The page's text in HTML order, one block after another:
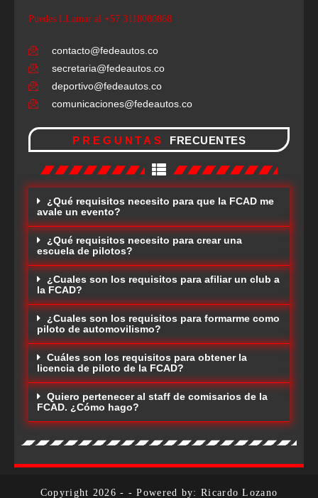
Puedes LLamar al +57 3118080868
contacto@fedeautos.co
secretaria@fedeautos.co
deportivo@fedeautos.co
comunicaciones@fedeautos.co
PREGUNTAS FRECUENTES
¿Qué requisitos necesito para que la FCAD me
avale un evento?
¿Qué requisitos necesito para crear una
escuela de pilotos?
¿Cuales son los requisitos para afiliar un club a
la FCAD?
¿Cuales son los requisitos para formarme como
piloto de automovilismo?
Cuáles son los requisitos para obtener la
licencia de piloto de la FCAD?
Quiero pertenecer al staff de comisarios de la
FCAD. ¿Cómo hago?
Copyright 2026 - - Powered by: Ricardo Lozano